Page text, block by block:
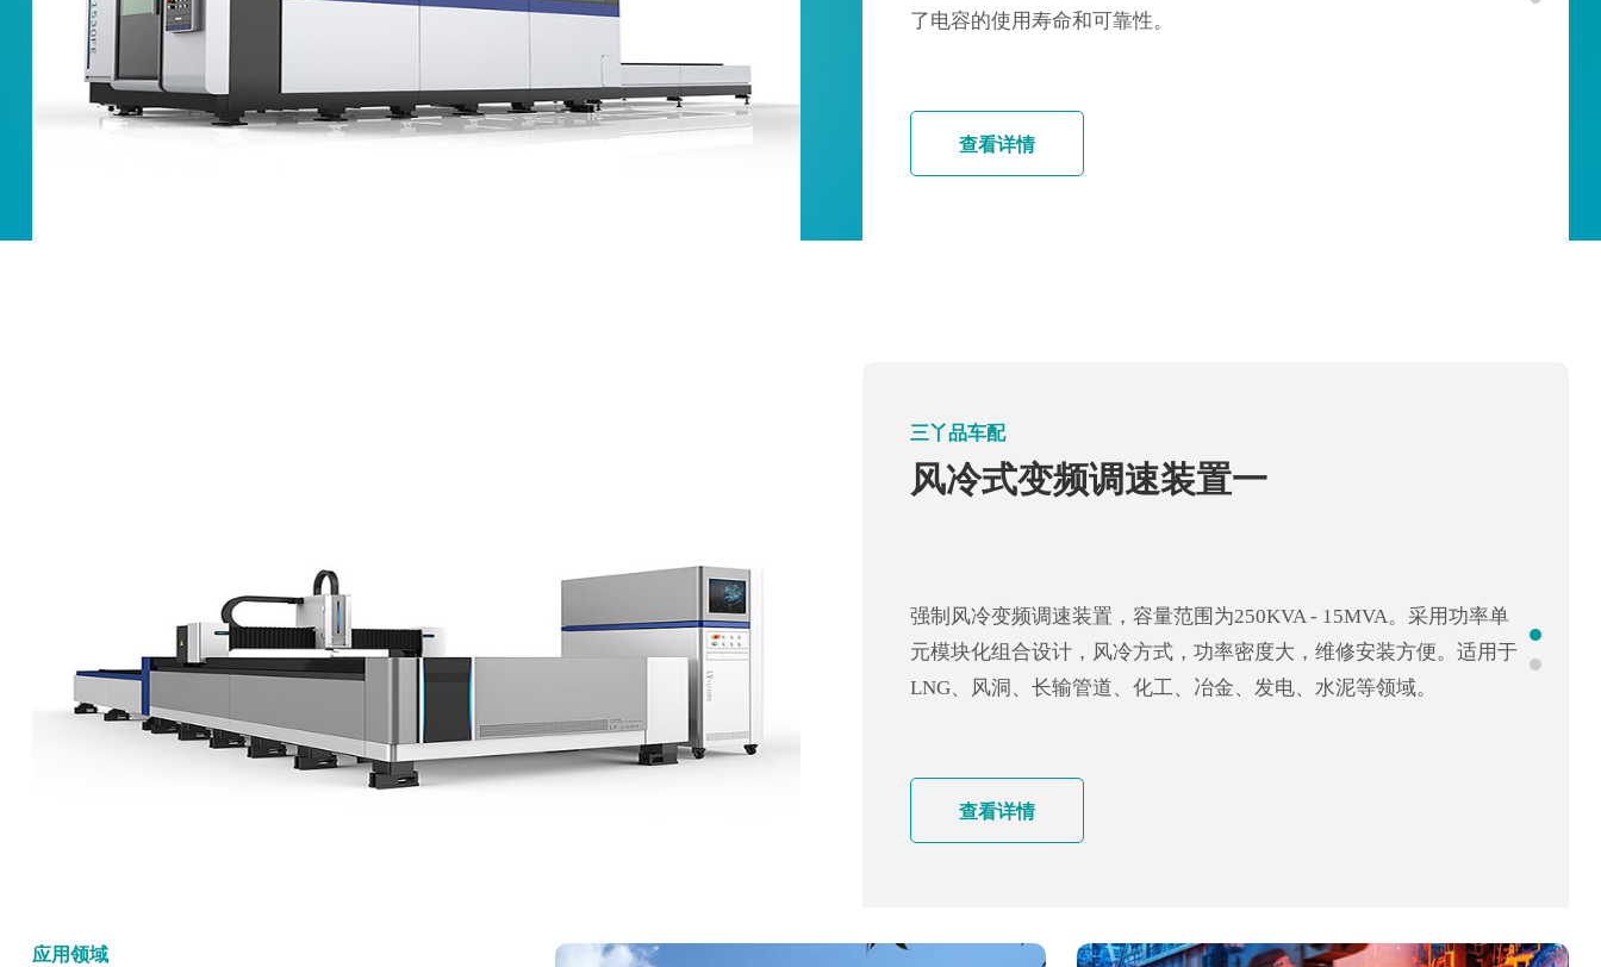
了电容的使用寿命和可靠性。
查看详情
水冷式变频调速装置一
单元模块化组合设计。水冷式功率单元，功率密度高，维修安装方
便。适用于LNG、风洞、长输管道、化工、冶金、发电、水泥等领
域。
查看详情
三丫品车配
风冷式变频调速装置一
强制风冷变频调速装置，容量范围为250KVA - 15MVA。采用功率单
元模块化组合设计，风冷方式，功率密度大，维修安装方便。适用于
LNG、风洞、长输管道、化工、冶金、发电、水泥等领域。
查看详情
应用领域